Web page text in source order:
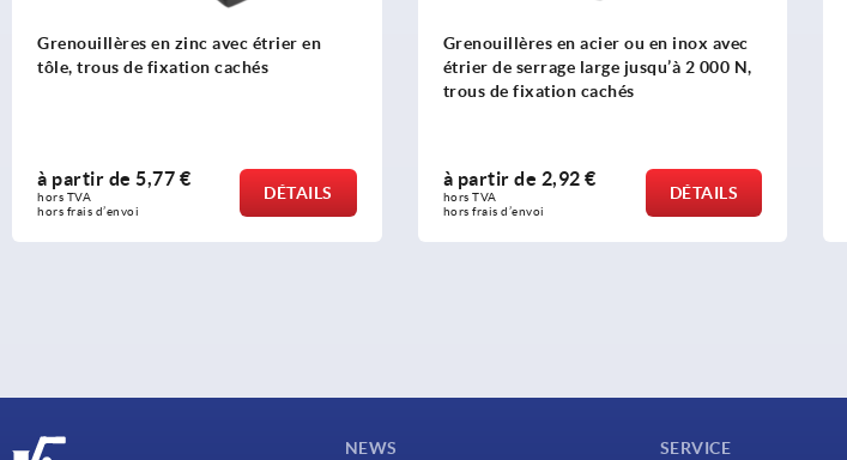
Grenouillères en zinc avec étrier en
tôle, trous de fixation cachés
à partir de 5,77 €
hors TVA
hors frais d’envoi
DÉTAILS
Grenouillères en acier ou en inox avec
étrier de serrage large jusqu’à 2 000 N,
trous de fixation cachés
à partir de 2,92 €
hors TVA
hors frais d’envoi
DÉTAILS
NEWS SERVICE